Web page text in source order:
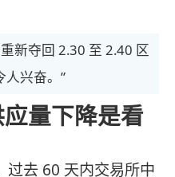
新夺回 2.30 至 2.40 区
人兴奋。”
量下降是看
去 60 天内交易所中